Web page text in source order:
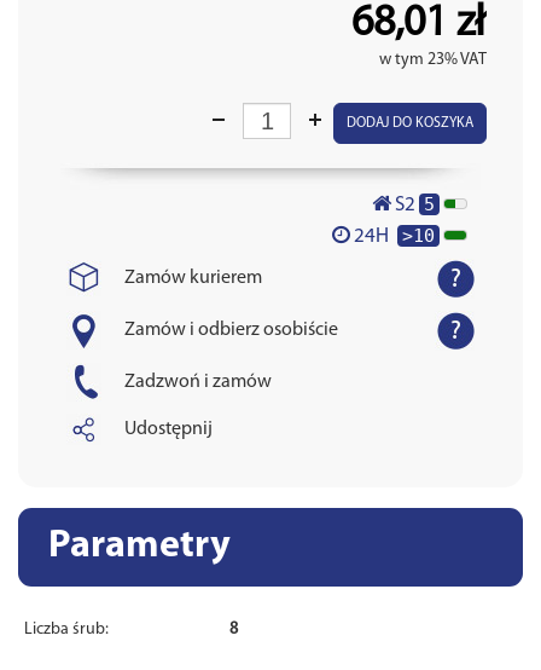
68,01 zł
w tym 23% VAT
DODAJ DO KOSZYKA
S2 5
24H >10
Zamów kurierem
Zamów i odbierz osobiście
Zadzwoń i zamów
Udostępnij
Parametry
Liczba śrub: 8